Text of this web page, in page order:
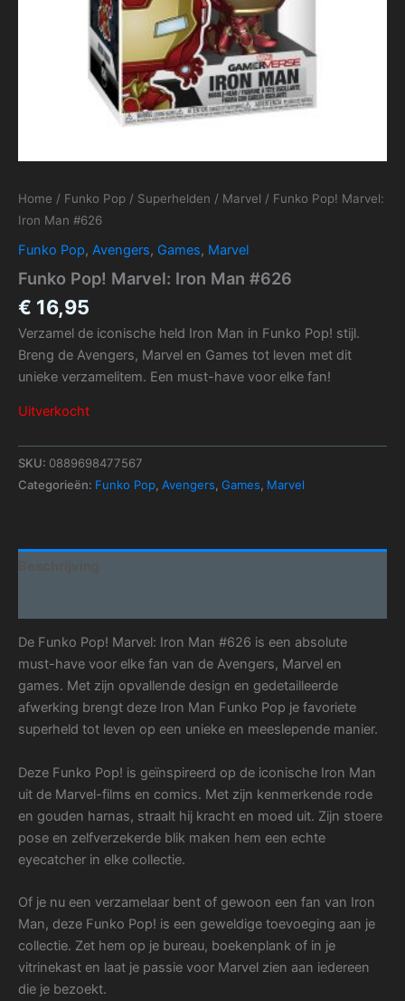
Home / Funko Pop / Superhelden / Marvel / Funko Pop! Marvel:
Iron Man #626
Funko Pop, Avengers, Games, Marvel
Funko Pop! Marvel: Iron Man #626
€ 16,95
Verzamel de iconische held Iron Man in Funko Pop! stijl.
Breng de Avengers, Marvel en Games tot leven met dit
unieke verzamelitem. Een must-have voor elke fan!
Uitverkocht
SKU: 0889698477567
Categorieën: Funko Pop, Avengers, Games, Marvel
De Funko Pop! Marvel: Iron Man #626 is een absolute
must-have voor elke fan van de Avengers, Marvel en
games. Met zijn opvallende design en gedetailleerde
afwerking brengt deze Iron Man Funko Pop je favoriete
superheld tot leven op een unieke en meeslepende manier.
Deze Funko Pop! is geïnspireerd op de iconische Iron Man
uit de Marvel-films en comics. Met zijn kenmerkende rode
en gouden harnas, straalt hij kracht en moed uit. Zijn stoere
pose en zelfverzekerde blik maken hem een echte
eyecatcher in elke collectie.
Of je nu een verzamelaar bent of gewoon een fan van Iron
Man, deze Funko Pop! is een geweldige toevoeging aan je
collectie. Zet hem op je bureau, boekenplank of in je
vitrinekast en laat je passie voor Marvel zien aan iedereen
die je bezoekt.